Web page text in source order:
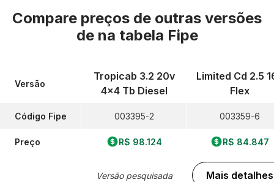
Compare preços de outras versões
de na tabela Fipe
Versão
Código Fipe
Preço
Tropicab 3.2 20v
4x4 Tb Diesel
003395-2
R$ 98.124
Versão pesquisada
Limited Cd 2.5
Flex
003359-6
R$ 84.847
Mais detalhes